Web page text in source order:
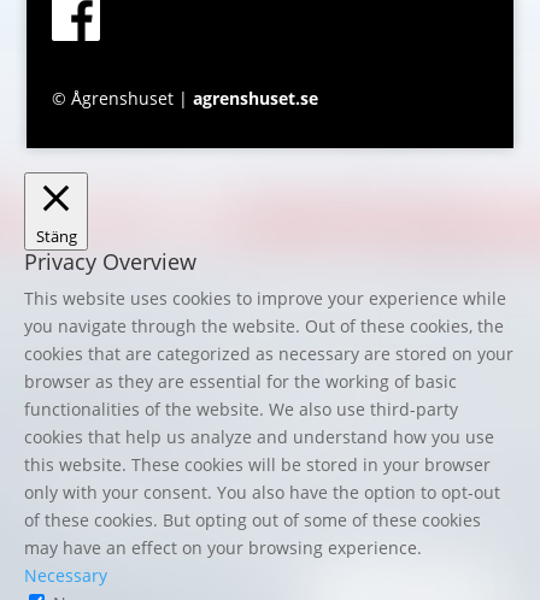
© Ågrenshuset | agrenshuset.se
Stäng
Privacy Overview
This website uses cookies to improve your experience while
you navigate through the website. Out of these cookies, the
cookies that are categorized as necessary are stored on your
browser as they are essential for the working of basic
functionalities of the website. We also use third-party
cookies that help us analyze and understand how you use
this website. These cookies will be stored in your browser
only with your consent. You also have the option to opt-out
of these cookies. But opting out of some of these cookies
may have an effect on your browsing experience.
Necessary